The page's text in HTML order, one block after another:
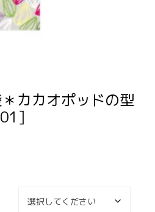
カカオポッドの型